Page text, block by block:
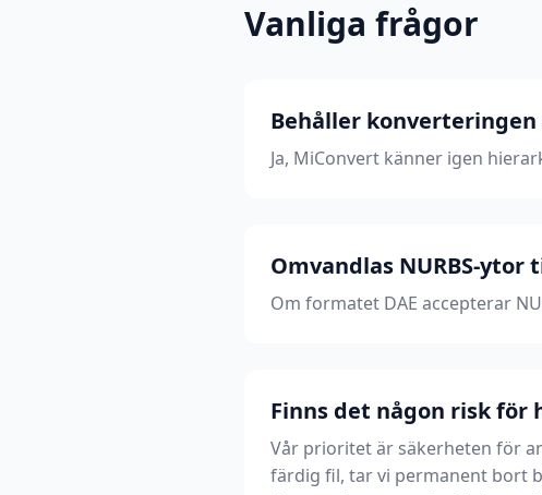
Vanliga frågor
Behåller
Ja, MiConvert känner igen
Omvandlas NURBS-ytor
Om formatet DAE accepterar
Finns det någon risk för
Vår prioritet är säkerheten för
färdig fil, tar vi permanent bort